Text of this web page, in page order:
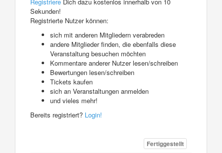
Sekunden!
Registrierte Nutzer können:
sich mit anderen Mitgliedern verabreden
andere Mitglieder finden, die ebenfalls diese
Veranstaltung besuchen möchten
Kommentare anderer Nutzer lesen/schreiben
Bewertungen lesen/schreiben
Tickets kaufen
sich an Veranstaltungen anmelden
und vieles mehr!
Bereits registriert? Login!
Fertiggestellt